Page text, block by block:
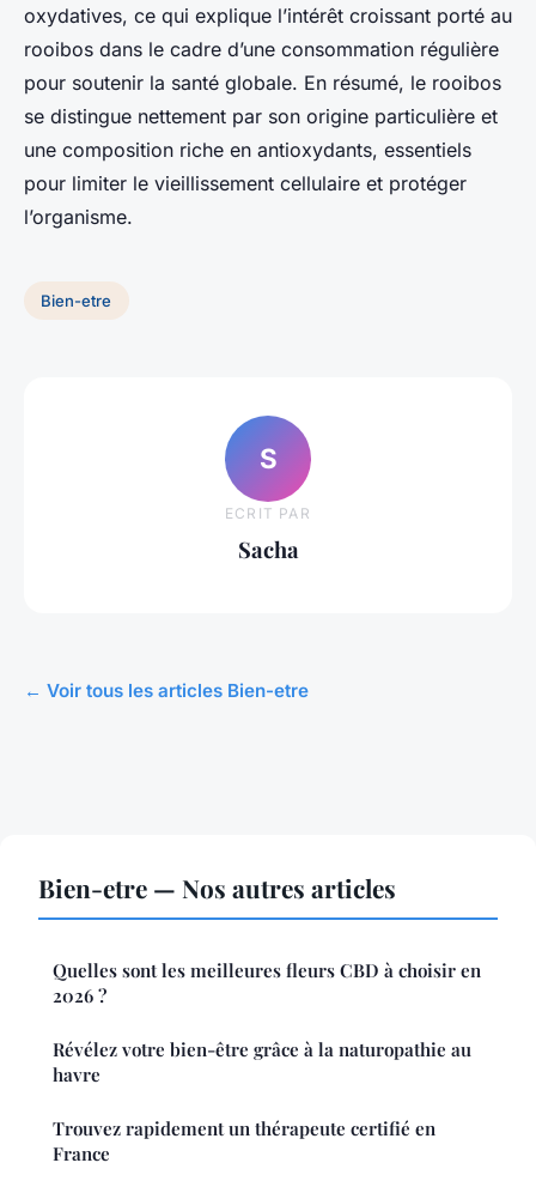
oxydatives, ce qui explique l’intérêt croissant porté au
rooibos dans le cadre d’une consommation régulière
pour soutenir la santé globale. En résumé, le rooibos
se distingue nettement par son origine particulière et
une composition riche en antioxydants, essentiels
pour limiter le vieillissement cellulaire et protéger
l’organisme.
Bien-etre
S
ECRIT PAR
Sacha
← Voir tous les articles Bien-etre
Bien-etre — Nos autres articles
Quelles sont les meilleures fleurs CBD à choisir en
2026 ?
Révélez votre bien-être grâce à la naturopathie au
havre
Trouvez rapidement un thérapeute certifié en
France